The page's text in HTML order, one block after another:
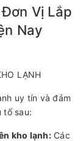
Vị Lắp
Nay
uy tín và đảm
tố sau:
kho lạnh:Các